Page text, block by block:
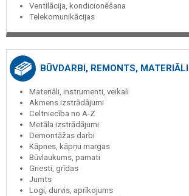
Ventilācija, kondicionēšana
Telekomunikācijas
BŪVDARBI, REMONTS, MATERIĀLI
Materiāli, instrumenti, veikali
Akmens izstrādājumi
Celtniecība no A-Z
Metāla izstrādājumi
Demontāžas darbi
Kāpnes, kāpņu margas
Būvlaukums, pamati
Griesti, grīdas
Jumts
Logi, durvis, aprīkojums